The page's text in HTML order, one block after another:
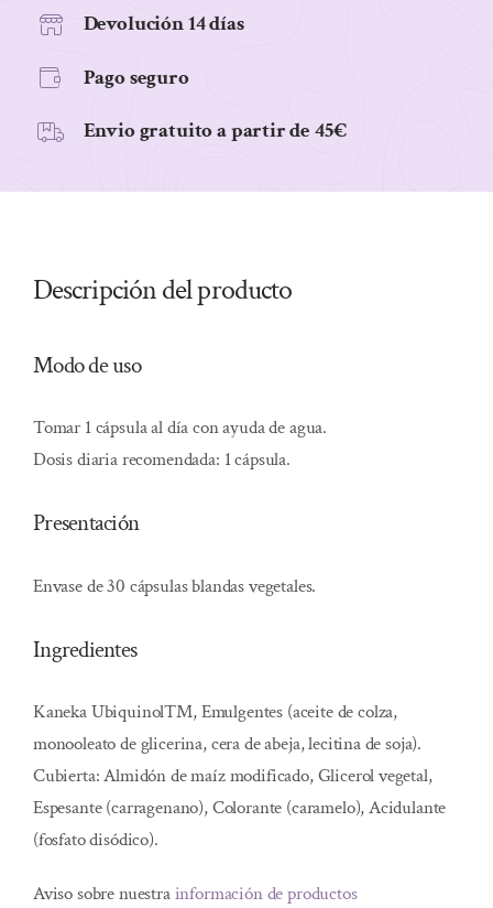
cantidad
Devolución 14 días
Pago seguro
Envio gratuito a partir de 45€
Descripción del producto
Modo de uso
Tomar 1 cápsula al día con ayuda de agua.
Dosis diaria recomendada: 1 cápsula.
Presentación
Envase de 30 cápsulas blandas vegetales.
Ingredientes
Kaneka Ubiquinol™, Emulgentes (aceite de colza,
monooleato de glicerina, cera de abeja, lecitina de soja).
Cubierta: Almidón de maíz modificado, Glicerol vegetal,
Espesante (carragenano), Colorante (caramelo), Acidulante
(fosfato disódico).
Aviso sobre nuestrainformación de productos